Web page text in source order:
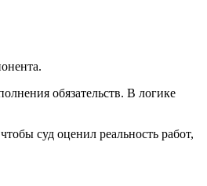
обязательств. В логике
суд оценил реальность работ,